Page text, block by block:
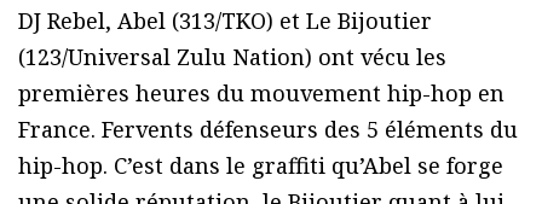
DJ Rebel, Abel (313/TKO) et Le Bijoutier
(123/Universal Zulu Nation) ont vécu les
premières heures du mouvement hip-hop en
France. Fervents défenseurs des 5 éléments du
hip-hop. C’est dans le graffiti qu’Abel se forge